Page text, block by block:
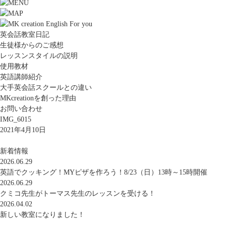
英会話教室日記
生徒様からのご感想
レッスンスタイルの説明
使用教材
英語講師紹介
大手英会話スクールとの違い
MKcreationを創った理由
お問い合わせ
IMG_6015
2021年4月10日
新着情報
2026.06.29
英語でクッキング！MYピザを作ろう！8/23（日）13時～15時開催
2026.06.29
クミコ先生がトーマス先生のレッスンを受ける！
2026.04.02
新しい教室になりました！